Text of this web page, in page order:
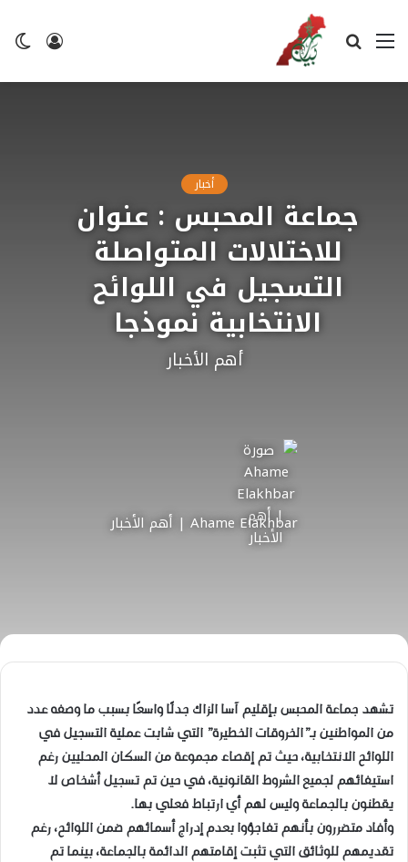
تسجيل
القائمة بحث
أخبار
جماعة المحبس : عنوان
للاختلالات المتواصلة
التسجيل في اللوائح
الانتخابية نموذجا
أهم الأخبار
Ahame Elakhbar | أهم الأخبار
تشهد جماعة المحبس بإقليم آسا الزاك جدلًا واسعًا بسبب ما وصفه عدد
من المواطنين بـ”الخروقات الخطيرة” التي شابت عملية التسجيل في
اللوائح الانتخابية، حيث تم إقصاء مجموعة من السكان المحليين رغم
استيفائهم لجميع الشروط القانونية، في حين تم تسجيل أشخاص لا
يقطنون بالجماعة وليس لهم أي ارتباط فعلي بها.
وأفاد متضررون بأنهم تفاجؤوا بعدم إدراج أسمائهم ضمن اللوائح، رغم
تقديمهم للوثائق التي تثبت إقامتهم الدائمة بالجماعة، بينما تم